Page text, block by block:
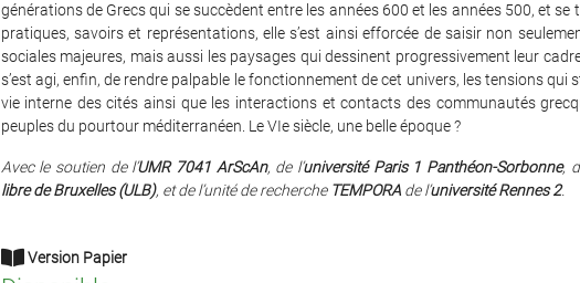
générations de Grecs qui se succèdent entre les années 600 et les années 500, et
pratiques, savoirs et représentations, elle s’est ainsi efforcée de saisir non
sociales majeures, mais aussi les paysages qui dessinent progressivement leur
s’est agi, enfin, de rendre palpable le fonctionnement de cet univers, les tensions qui
vie interne des cités ainsi que les interactions et contacts des communautés
peuples du pourtour méditerranéen. Le VIe siècle, une belle époque ?
Avec le soutien de l’UMR 7041 ArScAn, de l’université Paris 1 Panthéon-Sorbonne,
libre de Bruxelles (ULB), et de l’unité de recherche TEMPORAde l’université Rennes 2.
Version Papier